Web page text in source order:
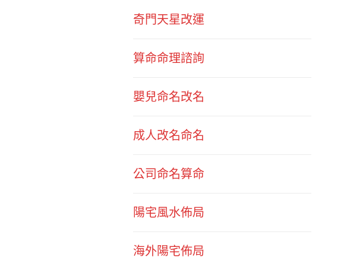
奇門天星改運
算命命理諮詢
嬰兒命名改名
成人改名命名
公司命名算命
陽宅風水佈局
海外陽宅佈局